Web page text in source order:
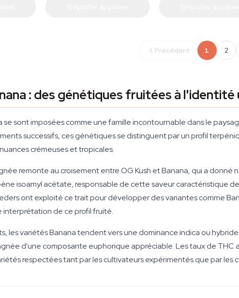
Précédent 1 2
: des génétiques fruitées à l'identité
se sont imposées comme une famille incontournable dans le
successifs, ces génétiques se distinguent par un profil
crémeuses et tropicales.
remonte au croisement entre OG Kush et Banana, qui a donné
isoamyl acétate, responsable de cette saveur caractéristique
ont exploité ce trait pour développer des variantes comme
interprétation de ce profil fruité.
les variétés Banana tendent vers une dominance indica ou
d'une composante euphorique appréciable. Les taux de
respectées tant par les cultivateurs expérimentés que par les